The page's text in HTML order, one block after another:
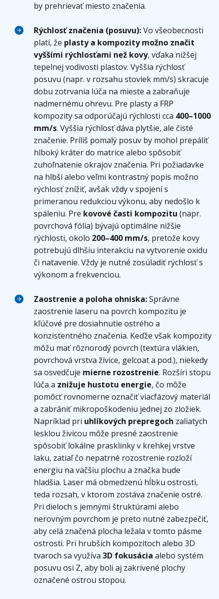
by prehrievať miesto značenia.
Rýchlosť značenia (posuvu):Vo všeobecnosti
platí, že plasty a kompozity možno značit
vyššími rýchlosťami než kovy, vďaka nižšej
tepelnej vodivosti plastov. Vyššia rýchlosť
posuvu (napr. v rozsahu stoviek mm/s) skracuje
dobu zotrvania lúča na mieste a zabraňuje
nadmernému ohrevu. Pre plasty a FRP
kompozity sa odporúčajú rýchlosti cca 400–1000
mm/s. Vyššia rýchlosť dáva plytšie, ale čisté
značenie. Príliš pomalý posuv by mohol prepáliť
hlboký kráter do matrice alebo spôsobiť
zuhoľnatenie okrajov značenia. Pri požiadavke
na hlbší alebo veľmi kontrastný popis možno
rýchlosť znížiť, avšak vždy v spojení s
primeranou redukciou výkonu, aby nedošlo k
spáleniu. Pre kovové časti kompozitu (napr.
povrchová fólia) bývajú optimálne nižšie
rýchlosti, okolo 200–400 mm/s, pretože kovy
potrebujú dlhšiu interakciu na vytvorenie oxidu
či natavenie. Vždy je nutné zosúladiť rýchlosť s
výkonom a frekvenciou.
Zaostrenie a poloha ohniska:Správne
zaostrenie laseru na povrch kompozitu je
kľúčové pre dosiahnutie ostrého a
konzistentného značenia. Keďže však kompozity
môžu mať rôznorodý povrch (textúra vlákien,
povrchová vrstva živice, gelcoat a pod.), niekedy
sa osvedčuje mierne rozostrenie. Rozšíri stopu
lúča a znižuje hustotu energie, čo môže
pomôcť rovnomerne označiť viacfázový materiál
a zabrániť mikropoškodeniu jednej zo zložiek.
Napríklad pri uhlíkových prepregoch zaliatych
lesklou živicou môže presné zaostrenie
spôsobiť lokálne prasklinky v krehkej vrstve
laku, zatiaľ čo nepatrné rozostrenie rozloží
energiu na väčšiu plochu a značka bude
hladšia. Laser má obmedzenú hĺbku ostrosti,
teda rozsah, v ktorom zostáva značenie ostré.
Pri dieloch s jemnými štruktúrami alebo
nerovným povrchom je preto nutné zabezpečiť,
aby celá značená plocha ležala v tomto pásme
ostrosti. Pri hrubších kompozitoch alebo 3D
tvaroch sa využíva 3D fokusácia alebo systém
posuvu osi Z, aby boli aj zakrivené plochy
označené ostrou stopou.